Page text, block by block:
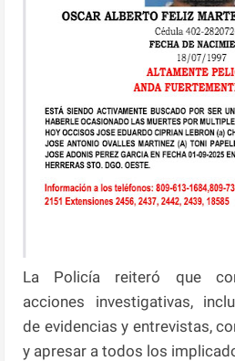
La Policía reiteró que
acciones investigativas,
de evidencias y entrevistas,
y apresar a todos los